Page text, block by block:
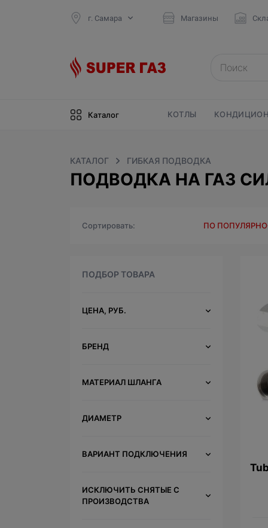
г. Самара Магазины
Каталог КОТЛЫ
КАТАЛОГ ГИБКАЯ ПОДВОДКА
ПОДВОДКА НА ГАЗ
Сортировать ПО
ПОДБОР ТОВАРА
ЦЕНА, РУБ.
БРЕНД
МАТЕРИАЛ ШЛАНГА
ДИАМЕТР
ВАРИАНТ ПОДКЛЮЧЕНИЯ
ИСКЛЮЧИТЬ СНЯТЫЕ С
ПРОИЗВОДСТВА